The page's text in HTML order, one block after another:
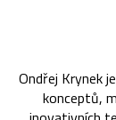
Ondřej Krynek
konceptů,